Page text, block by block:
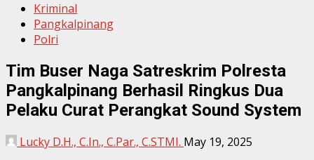
Kriminal
Pangkalpinang
Polri
Tim Buser Naga Satreskrim Polresta
Pangkalpinang Berhasil Ringkus Dua
Pelaku Curat Perangkat Sound System
Lucky D.H., C.In., C.Par., C.STMI. May 19, 2025